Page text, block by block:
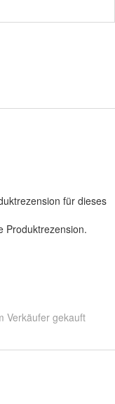
für dieses
Produktrezension.
Verkäufer gekauft